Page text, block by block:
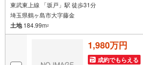
東武東上線 「坂戸」駅 徒歩31分
埼玉県鶴ヶ島市大字藤金
土地184.99m2
1,980万円
成約でもらえる